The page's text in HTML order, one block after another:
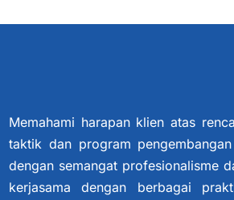
Memahami harapan klien atas
taktik dan program
dengan semangat profesionalisme
kerjasama dengan berbagai